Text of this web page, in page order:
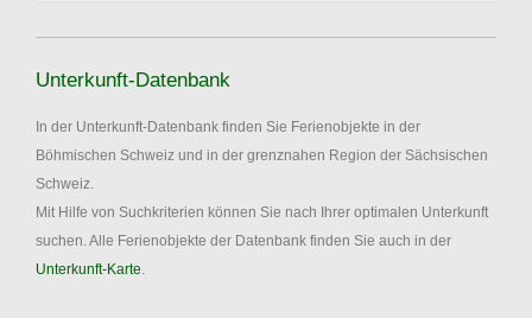
Unterkunft-Datenbank
In der Unterkunft-Datenbank finden Sie Ferienobjekte in der
Böhmischen Schweiz und in der grenznahen Region der Sächsischen
Schweiz.
Mit Hilfe von Suchkriterien können Sie nach Ihrer optimalen Unterkunft
suchen. Alle Ferienobjekte der Datenbank finden Sie auch in der
Unterkunft-Karte.